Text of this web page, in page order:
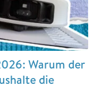
Warum der
die